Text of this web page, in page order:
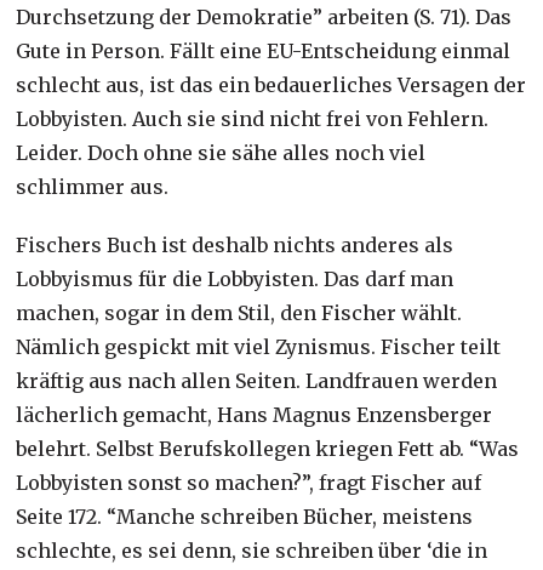
Durchsetzung der Demokratie” arbeiten (S. 71). Das
Gute in Person. Fällt eine EU-Entscheidung einmal
schlecht aus, ist das ein bedauerliches Versagen der
Lobbyisten. Auch sie sind nicht frei von Fehlern.
Leider. Doch ohne sie sähe alles noch viel
schlimmer aus.
Fischers Buch ist deshalb nichts anderes als
Lobbyismus für die Lobbyisten. Das darf man
machen, sogar in dem Stil, den Fischer wählt.
Nämlich gespickt mit viel Zynismus. Fischer teilt
kräftig aus nach allen Seiten. Landfrauen werden
lächerlich gemacht, Hans Magnus Enzensberger
belehrt. Selbst Berufskollegen kriegen Fett ab. “Was
Lobbyisten sonst so machen?”, fragt Fischer auf
Seite 172. “Manche schreiben Bücher, meistens
schlechte, es sei denn, sie schreiben über ‘die in